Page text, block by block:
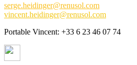
serge.heidinger@renusol.com
vincent.heidinger@renusol.com
Portable Vincent: +33 6 23 46 07 74